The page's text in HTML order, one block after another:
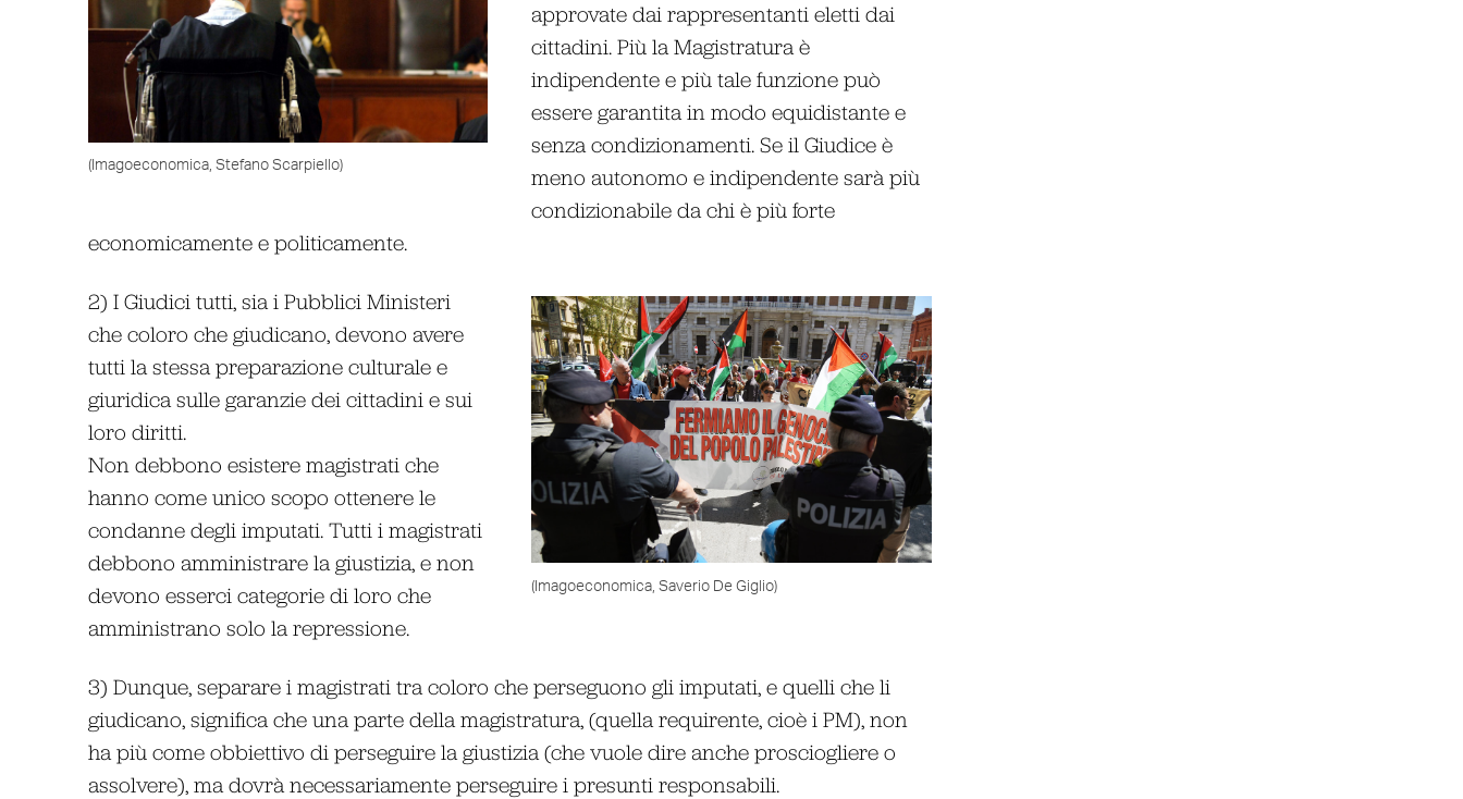
(Imagoeconomica, Stefano Scarpiello)
approvate dai rappresentanti eletti dai
cittadini. Più la Magistratura è
indipendente e più tale funzione può
essere garantita in modo equidistante e
senza condizionamenti. Se il Giudice è
meno autonomo e indipendente sarà più
condizionabile da chi è più forte
economicamente e politicamente.
(Imagoeconomica, Saverio De Giglio)
2) I Giudici tutti, sia i Pubblici Ministeri
che coloro che giudicano, devono avere
tutti la stessa preparazione culturale e
giuridica sulle garanzie dei cittadini e sui
loro diritti.
Non debbono esistere magistrati che
hanno come unico scopo ottenere le
condanne degli imputati. Tutti i magistrati
debbono amministrare la giustizia, e non
devono esserci categorie di loro che
amministrano solo la repressione.
3) Dunque, separare i magistrati tra coloro che perseguono gli imputati, e quelli che li
giudicano, significa che una parte della magistratura, (quella requirente, cioè i PM), non
ha più come obbiettivo di perseguire la giustizia (che vuole dire anche prosciogliere o
assolvere), ma dovrà necessariamente perseguire i presunti responsabili.